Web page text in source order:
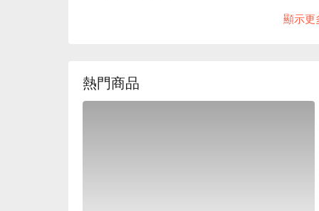
原創菜單，充滿了融入正宗日式料理技法的精選
顯示更
熱門商品